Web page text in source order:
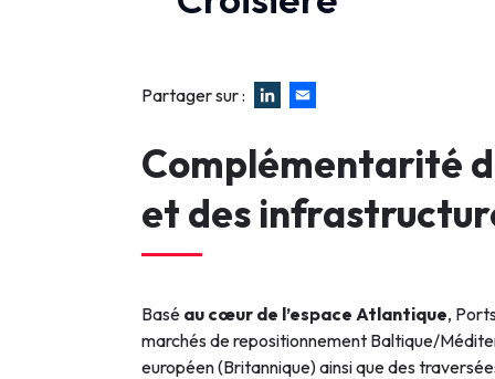
Partager sur :
Complémentarité
et des
Basé au cœur de l’espace Atlantique,
marchés de repositionnement Baltique/
européen (Britannique) ainsi que des